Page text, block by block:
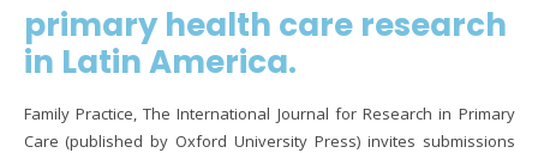
primary health care research
in Latin America.
Family Practice, The International Journal for Research in Primary
Care (published by Oxford University Press) invites submissions